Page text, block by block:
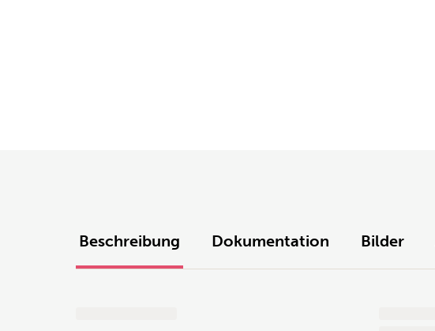
Beschreibung Dokumentation Bilder